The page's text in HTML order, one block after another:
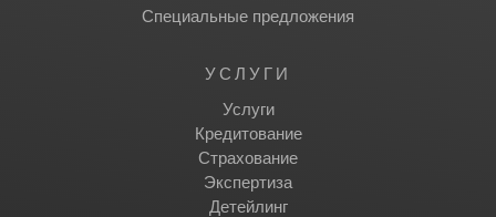
Специальные предложения
УСЛУГИ
Услуги
Кредитование
Страхование
Экспертиза
Детейлинг